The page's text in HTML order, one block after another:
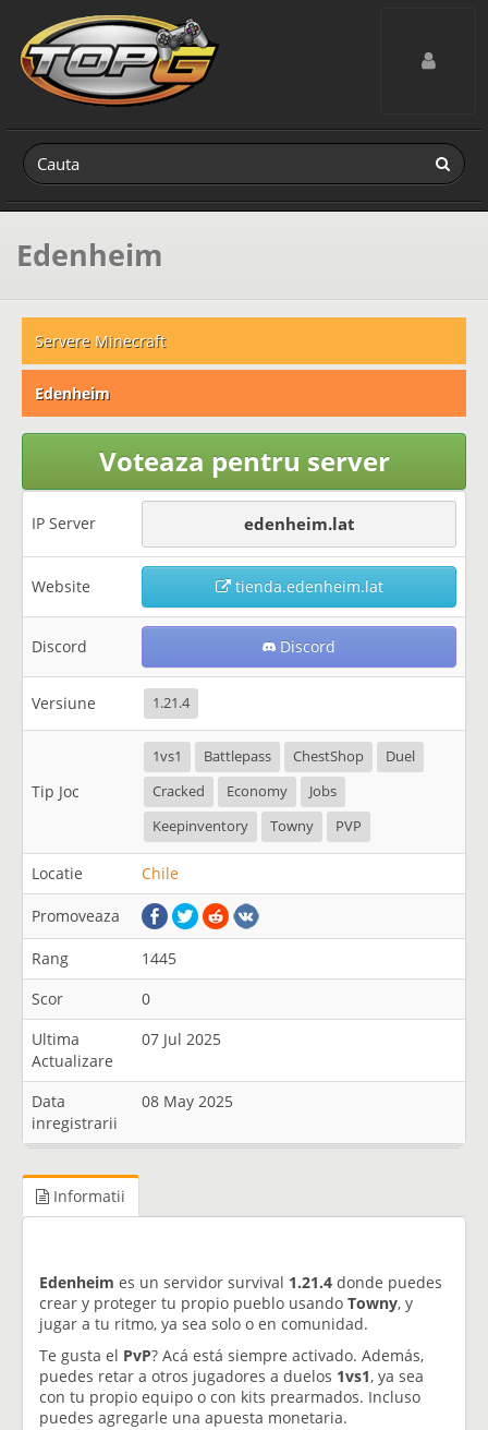
Toggle
Edenheim
Servere Minecraft
Edenheim
Voteaza pentru server
IP Server edenheim.lat
Website tienda.edenheim.lat
Discord Discord
Versiune 1.21.4
Tip Joc
1vs1 Battlepass ChestShop
Duel
Cracked
Economy
Jobs
Keepinventory
Towny PVP
Locatie Chile
Promoveaza
Rang
1445
Scor
0
Ultima
Actualizare
07 Jul 2025
Data
inregistrarii
08 May 2025
Informatii
Edenheim es un servidor survival 1.21.4 donde puedes
crear y proteger tu propio pueblo usando Towny, y
jugar a tu ritmo, ya sea solo o en comunidad.
Te gusta el PvP? Acá está siempre activado. Además,
puedes retar a otros jugadores a duelos 1vs1, ya sea
con tu propio equipo o con kits prearmados. Incluso
puedes agregarle una apuesta monetaria.